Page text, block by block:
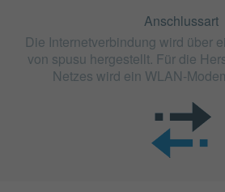
Anschlussart
Die Internetverbindung wird über
von spusu hergestellt. Für die
Netzes wird ein WLAN-